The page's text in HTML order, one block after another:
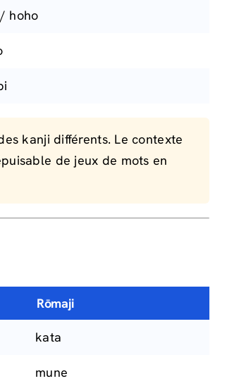
hoho
kanji différents. Le contexte
de jeux de mots en
Rōmaji
kata
mune